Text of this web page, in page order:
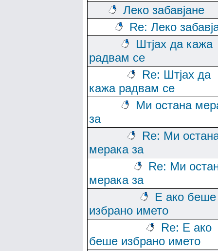
Леко забавјане
Re: Леко
Штјах да кажа
радвам се
Re: Штјах да
кажа радвам се
Ми остана
за
Re: Ми
мерака за
Re: Ми
мерака за
Е ако беше
избрано името
Re: Е ако
беше избрано името